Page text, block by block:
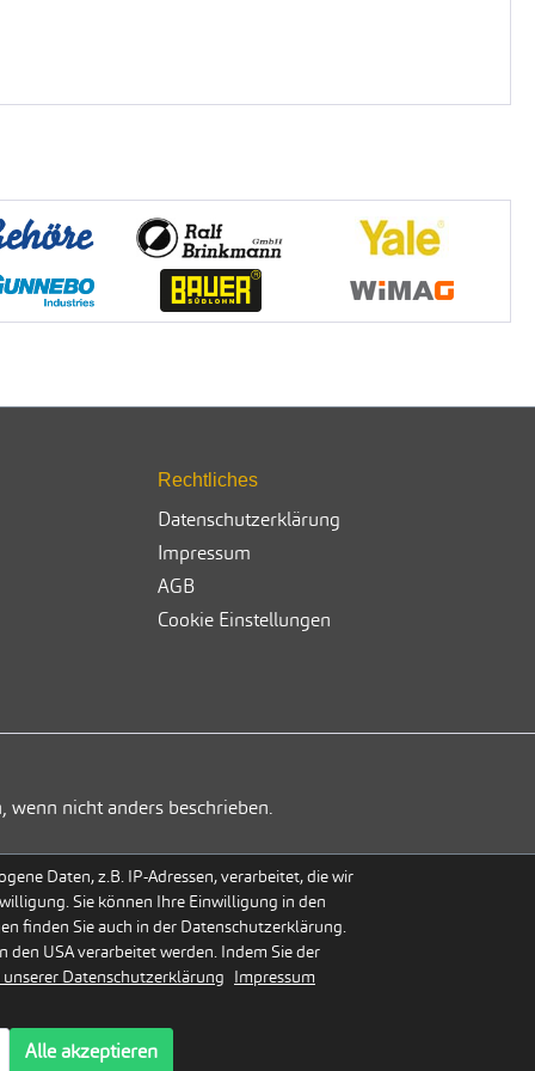
Rechtliches
Datenschutzerklärung
Impressum
AGB
Cookie Einstellungen
wenn nicht anders beschrieben.
Daten, z.B. IP-Adressen, verarbeitet, die wir
Sie können Ihre Einwilligung in den
finden Sie auch in der Datenschutzerklärung.
den USA verarbeitet werden. Indem Sie der
unserer Datenschutzerklärung Impressum
Alle akzeptieren